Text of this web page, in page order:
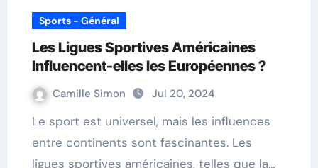
Sports - Général
Les Ligues Sportives Américaines
Influencent-elles les Européennes ?
Camille Simon Jul 20, 2024
Le sport est universel, mais les influences
entre continents sont fascinantes. Les
ligues sportives américaines, telles que la…